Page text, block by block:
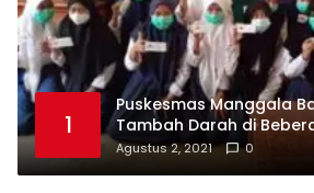
1
Puskesmas Manggala
Tambah Darah di
Agustus 2, 2021 0